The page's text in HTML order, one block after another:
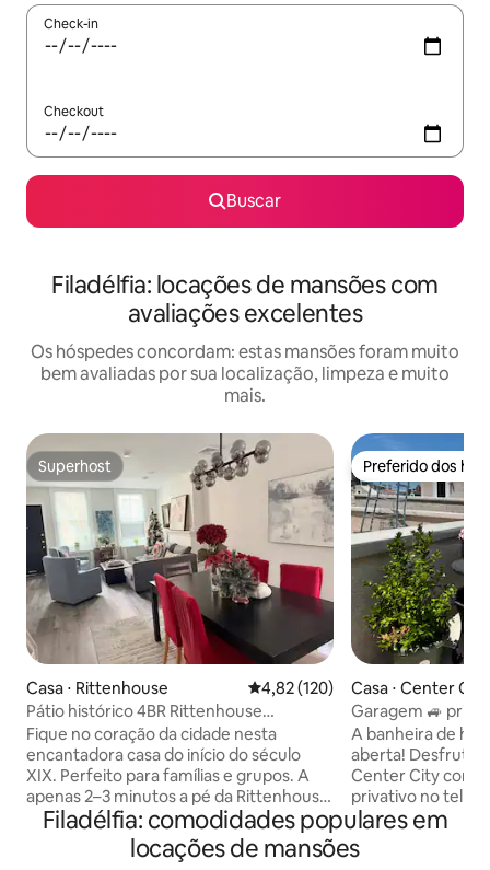
Check-in
Checkout
Buscar
Filadélfia: locações de mansões com
avaliações excelentes
Os hóspedes concordam: estas mansões foram muito
bem avaliadas por sua localização, limpeza e muito
mais.
Superhost
Superhost
Casa ⋅ Rittenhouse 4,82 de uma avaliação média de
4,82 (120)
Pátio histórico 4BR Rittenhouse
+Estacionamento+ praça de caminhada
Fique no coração da cidade nesta
encantadora casa do início do século
XIX. Perfeito para famílias e grupos. A
apenas 2–3 minutos a pé da Rittenhouse
Square, com os melhores restaurantes e
lojas à sua porta. Estacionamento
gratuito para um carro está incluído. •
Preferido dos
Preferido dos
Casa ⋅ Center City
Garagem 🚙
centro da cidade
hidromassagem
A banheira de
aberta! Desfrute
Center City com
privativo no
hidromassagem,
estacionamento
com um carregador Tesla.
Filadélfia: comodidades populares em
locações de mansões